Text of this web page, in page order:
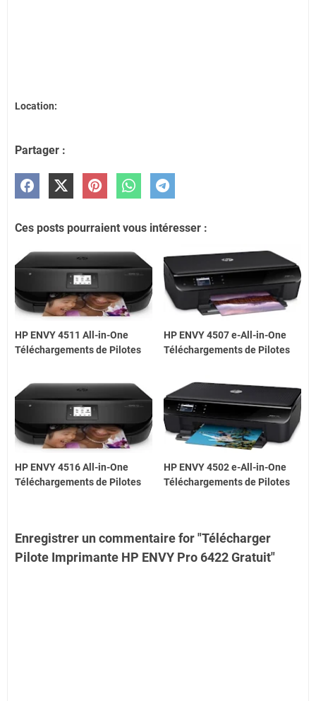
Location:
Partager :
Ces posts pourraient vous intéresser :
HP ENVY 4511 All-in-One
Téléchargements de Pilotes
HP ENVY 4507 e-All-in-One
Téléchargements de Pilotes
HP ENVY 4516 All-in-One
Téléchargements de Pilotes
HP ENVY 4502 e-All-in-One
Téléchargements de Pilotes
Enregistrer un commentaire for "Télécharger
Pilote Imprimante HP ENVY Pro 6422 Gratuit"